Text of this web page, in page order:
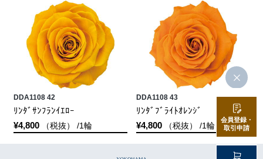
DDA1108 42
ﾘﾝﾀﾞｻﾝﾌﾗﾝｲｴﾛｰ
¥4,800（税抜） /1輪
DDA1108 43
ﾘﾝﾀﾞﾌﾞﾗｲﾄｵﾚﾝｼﾞ
¥4,800（税抜） /1輪
会員登録・
取引申請